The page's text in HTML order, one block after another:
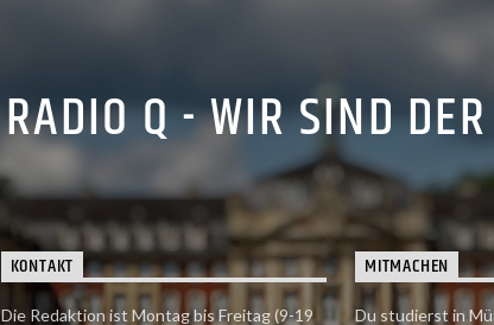
RADIO Q - WIR SIND
KONTAKT
Die Redaktion ist Montag bis Freitag (9-19
MITMACHEN
Du studierst in